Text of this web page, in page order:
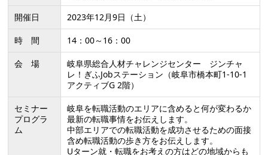
開催日 2023年12月9日（土）
時 間 14：00～16：00
会 場
岐阜県総合人材チャレンジセンター ジンチャ
レ！ぎふJobステーション（岐阜市橋本町1-10-1
アクティブG 2階）
セミナー
プログラ
ム
岐阜を転職活動のエリアに含めると何が変わるか
最新の転職事情をお伝えします。
中部エリアでの転職活動を成功させるための面接
含め転職活動の歩き方をお伝えします。
Uターン就・転職をお考えの方はどの地域からも